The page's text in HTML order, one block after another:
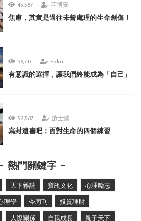
45,587 莊博安
焦慮，其實是過往未曾處理的生命創傷！
38,717 Poka
有意識的選擇，讓我們終能成為「自己」
32,587 趙士懿
寫封遺書吧：面對生命的四個練習
熱門關鍵字
天下雜誌 寶瓶文化 心理勵志
理學 今周刊 投資理財
人際關係 自我成長 親子天下